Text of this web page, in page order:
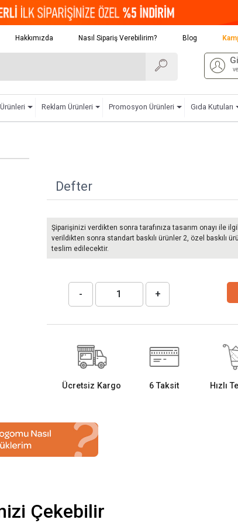
Hakkımızda Nasıl Sipariş Verebilirim? Blog
Reklam Ürünleri Promosyon Ürünleri Gıda Kutuları
Defter
Şiparişinizi verdikten sonra tarafınıza tasarım onayı ile
verildikten sonra standart baskılı ürünler 2, özel baskılı
teslim edilecektir.
- +
Ücretsiz Kargo 6 Taksit Hızlı
Çekebilir